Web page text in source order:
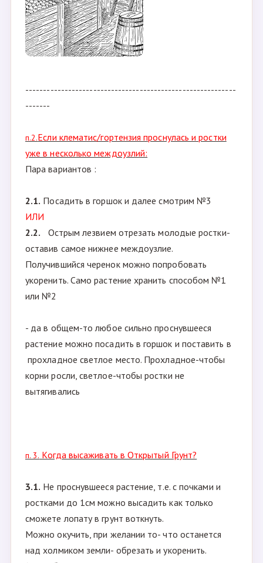
горшок, или втыкаете бирку)- и ставите в подпол/
яму до того времени, как можно будет высаживать
в грунт, или просто вывезти в сад
-----------------------------------------------------------
-------
п.2.Если клематис/гортензия проснулась и ростки
уже в несколько междоузлий:
2.1.Посадить в горшок и далее смотрим №3
ИЛИ
2.2.Острым лезвием отрезать молодые ростки-
оставив самое нижнее междоузлие.
растение можно посадить в горшок и поставить в
прохладное светлое место. Прохладное-чтобы
корни росли, светлое-чтобы ростки не
вытягивались